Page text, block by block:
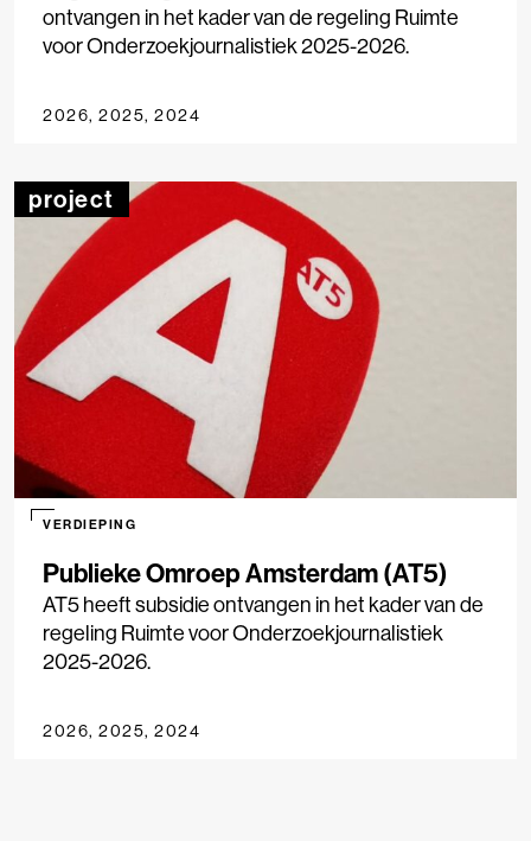
ontvangen in het kader van de regeling Ruimte
voor Onderzoekjournalistiek 2025-2026.
2026, 2025, 2024
project
Publieke Omroep Amsterdam (AT5)
VERDIEPING
AT5 heeft subsidie ontvangen in het kader van de
regeling Ruimte voor Onderzoekjournalistiek
2025-2026.
2026, 2025, 2024